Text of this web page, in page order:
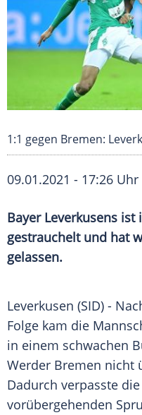
1:1 gegen Bremen:
09.01.2021 - 17:26 Uhr
Bayer Leverkusens ist
gestrauchelt und hat
gelassen.
Leverkusen (SID) -
Folge kam die
in einem schwachen
Werder Bremen nicht
Dadurch verpasste die
vorübergehenden